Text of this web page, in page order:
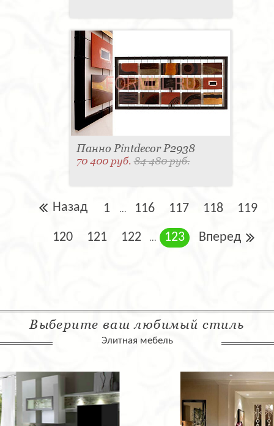
Панно Pintdecor P2938
70 400 руб.84 480 руб.
Назад 1 ... 116 117 118 119
120 121 122 ... 123 Вперед
Выберите ваш любимый стиль
Элитная мебель